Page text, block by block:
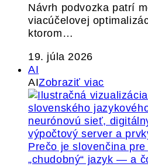
Návrh podvozka patrí
viacúčelovej
ktorom…
19. júla 2026
AI
AIZobraziť viac
Prečo je slovenčina
„chudobný“ jazyk — a